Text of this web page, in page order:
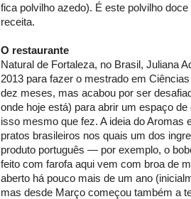
fica polvilho azedo). É este polvilho
receita.
O restaurante
Natural de Fortaleza, no Brasil, Juliana
2013 para fazer o mestrado em
dez meses, mas acabou por ser
onde hoje está) para abrir um espaço
isso mesmo que fez. A ideia do Aromas
pratos brasileiros nos quais um dos
produto português — por exemplo, o
feito com farofa aqui vem com broa de
aberto há pouco mais de um ano
mas desde Março começou também a